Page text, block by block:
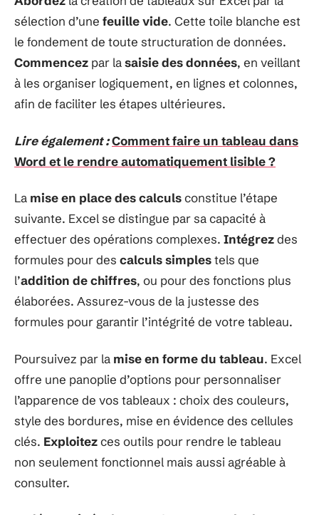
sélection d’une feuille vide. Cette toile blanche est
le fondement de toute structuration de données.
Commencez par lasaisie des données, en veillant
à les organiser logiquement, en lignes et colonnes,
afin de faciliter les étapes ultérieures.
Lire également :Comment faire un tableau dans
Word et le rendre automatiquement lisible ?
La mise en place des calculsconstitue l’étape
suivante. Excel se distingue par sa capacité à
effectuer des opérations complexes. Intégrezdes
formules pour des calculs simplestels que
l’addition de chiffres, ou pour des fonctions plus
élaborées. Assurez-vous de la justesse des
formules pour garantir l’intégrité de votre tableau.
Poursuivez par la mise en forme du tableau. Excel
offre une panoplie d’options pour personnaliser
l’apparence de vos tableaux : choix des couleurs,
style des bordures, mise en évidence des cellules
clés. Exploitezces outils pour rendre le tableau
non seulement fonctionnel mais aussi agréable à
consulter.